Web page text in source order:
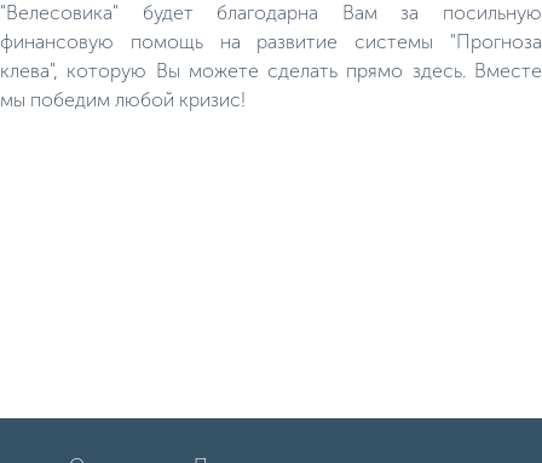
"Велесовика" будет благодарна Вам за посильную
финансовую помощь на развитие системы "Прогноза
клева", которую Вы можете сделать прямо здесь. Вместе
мы победим любой кризис!